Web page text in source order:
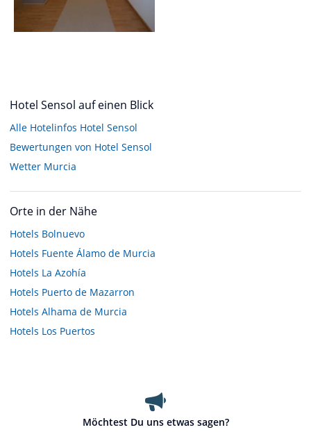
Hotel Sensol auf einen Blick
Alle Hotelinfos Hotel Sensol
Bewertungen von Hotel Sensol
Wetter Murcia
Orte in der Nähe
Hotels Bolnuevo
Hotels Fuente Álamo de Murcia
Hotels La Azohía
Hotels Puerto de Mazarron
Hotels Alhama de Murcia
Hotels Los Puertos
Möchtest Du uns etwas sagen?